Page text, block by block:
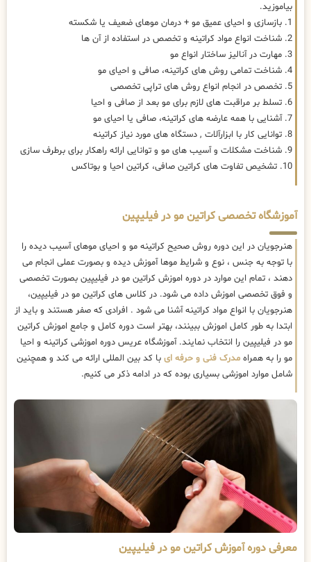
بیاموزید.
1. بازسازی و احیای عمیق مو + درمان موهای ضعیف یا شکسته
2. شناخت انواع مواد کراتینه و تخصص در استفاده از آن ها
3. مهارت در آنالیز ساختار انواع مو
4. شناخت تمامی روش های کراتینه، صافی و احیای مو
5. تخصص در انجام انواع روش های تراپی تخصصی
6. تسلط بر مراقبت های لازم برای مو بعد از صافی و احیا
7. آشنایی با همه عارضه های کراتینه، صافی یا احیای مو
8. توانایی کار با ابزارآلات , دستگاه های مورد نیاز کراتینه
9. شناخت مشکلات و آسیب های مو و توانایی ارائه راهکار برای برطرف سازی
10. تشخیص تفاوت های کراتین صافی، کراتین احیا و بوتاکس
آموزشگاه تخصصی کراتین مو در فیلیپین
هنرجویان در این دوره روش صحیح کراتینه مو و احیای موهای آسیب دیده را
با توجه به جنس ، نوع و شرایط موها آموزش دیده و بصورت عملی انجام می
دهند ، تمام این موارد در دوره اموزش کراتین مو در فیلیپین بصورت تخصصی
و فوق تخصصی اموزش داده می شود. در کلاس های کراتین مو در فیلیپین،
هنرجویان با انواع مواد کراتینه آشنا می شود . افرادی که صفر هستند و باید از
ابتدا به طور کامل اموزش ببینند، بهتر است دوره کامل و جامع اموزش کراتین
مو در فیلیپین را انتخاب نمایند. آموزشگاه عریس دوره اموزشی کراتینه و احیا
مو را به همراه مدرک فنی و حرفه ای با کد بین المللی ارائه می کند و همچنین
شامل موارد اموزشی بسیاری بوده که در ادامه ذکر می کنیم.
معرفی دوره آموزش کراتین مو در فیلیپین